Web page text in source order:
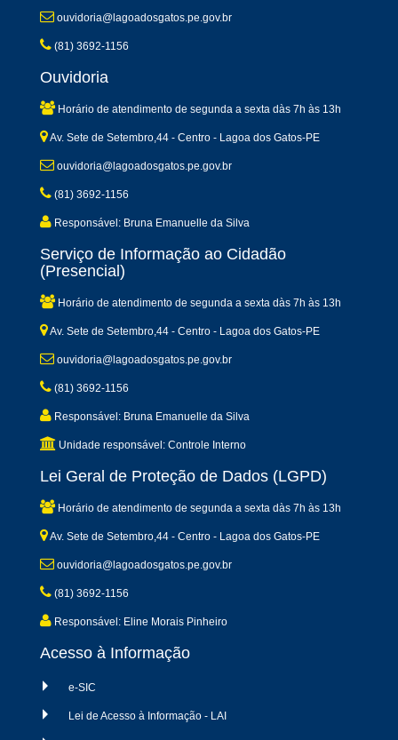
ouvidoria@lagoadosgatos.pe.gov.br
(81) 3692-1156
Ouvidoria
Horário de atendimento de segunda a sexta dàs 7h às 13h
Av. Sete de Setembro,44 - Centro - Lagoa dos Gatos-PE
ouvidoria@lagoadosgatos.pe.gov.br
(81) 3692-1156
Responsável: Bruna Emanuelle da Silva
Serviço de Informação ao Cidadão
(Presencial)
Horário de atendimento de segunda a sexta dàs 7h às 13h
Av. Sete de Setembro,44 - Centro - Lagoa dos Gatos-PE
ouvidoria@lagoadosgatos.pe.gov.br
(81) 3692-1156
Responsável: Bruna Emanuelle da Silva
Unidade responsável: Controle Interno
Lei Geral de Proteção de Dados (LGPD)
Horário de atendimento de segunda a sexta dàs 7h às 13h
Av. Sete de Setembro,44 - Centro - Lagoa dos Gatos-PE
ouvidoria@lagoadosgatos.pe.gov.br
(81) 3692-1156
Responsável: Eline Morais Pinheiro
Acesso à Informação
e-SIC
Lei de Acesso à Informação - LAI